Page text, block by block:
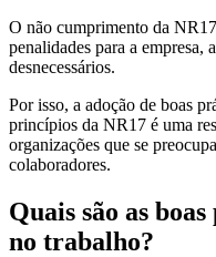
O não cumprimento da
penalidades para a empresa,
desnecessários.
Por isso, a adoção de boas
princípios da NR17 é uma
organizações que se
colaboradores.
Quais são as
no trabalho?